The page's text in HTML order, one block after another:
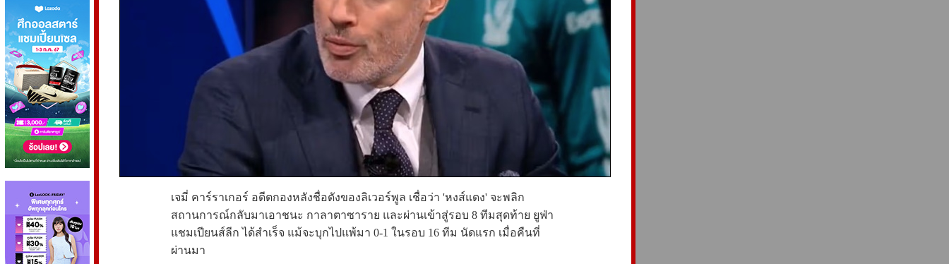
เจมี่ คาร์ราเกอร์ อดีตกองหลังชื่อดังของลิเวอร์พูล เชื่อว่า 'หงส์แดง' จะพลิก
สถานการณ์กลับมาเอาชนะ กาลาตาซาราย และผ่านเข้าสู่รอบ 8 ทีมสุดท้าย ยูฟ่า
แชมเปียนส์ลีก ได้สำเร็จ แม้จะบุกไปแพ้มา 0-1 ในรอบ 16 ทีม นัดแรก เมื่อคืนที่
ผ่านมา